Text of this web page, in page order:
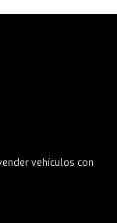
vehículos con